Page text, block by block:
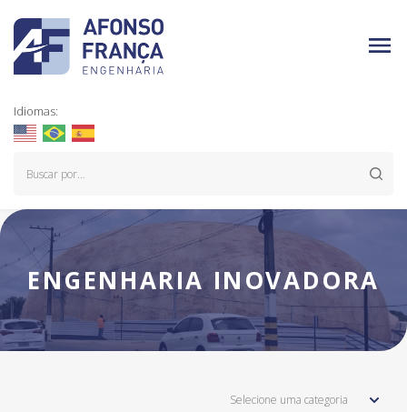
Idiomas:
ENGENHARIA INOVADORA
Selecione uma categoria